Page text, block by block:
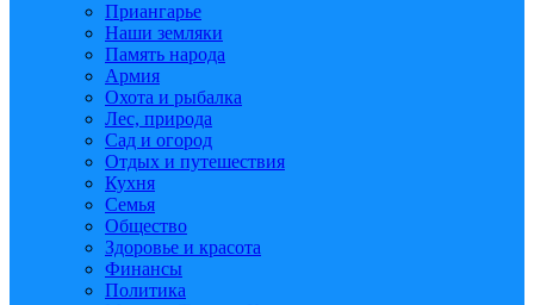
Приангарье
Наши земляки
Память народа
Армия
Охота и рыбалка
Лес, природа
Сад и огород
Отдых и путешествия
Кухня
Семья
Общество
Здоровье и красота
Финансы
Политика